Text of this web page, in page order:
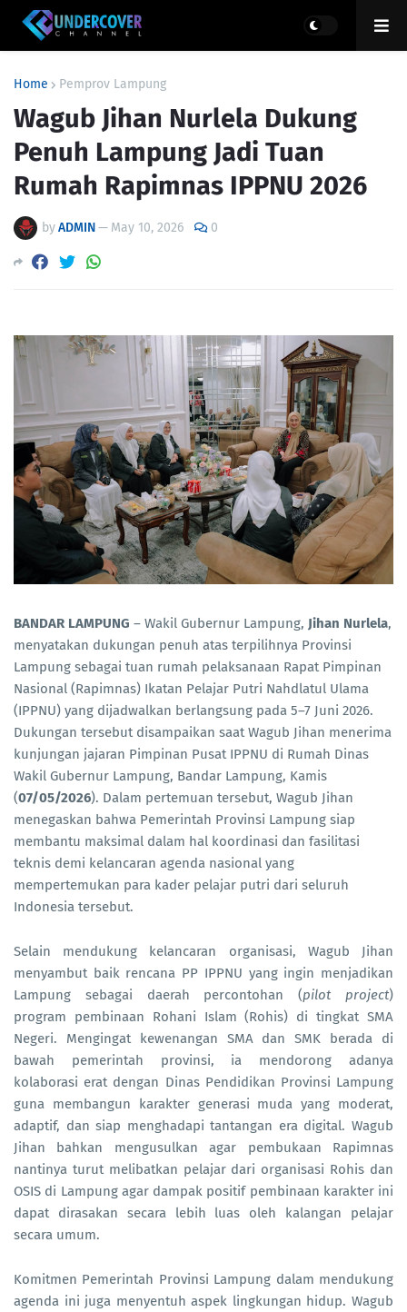
Home Pemprov Lampung
Wagub Jihan Nurlela Dukung
Penuh Lampung Jadi Tuan
Rumah Rapimnas IPPNU 2026
byADMIN— May 10, 2026 0
BANDAR LAMPUNG – Wakil Gubernur Lampung, Jihan Nurlela,
menyatakan dukungan penuh atas terpilihnya Provinsi
Lampung sebagai tuan rumah pelaksanaan Rapat Pimpinan
Nasional (Rapimnas) Ikatan Pelajar Putri Nahdlatul Ulama
(IPPNU) yang dijadwalkan berlangsung pada 5–7 Juni 2026.
Dukungan tersebut disampaikan saat Wagub Jihan menerima
kunjungan jajaran Pimpinan Pusat IPPNU di Rumah Dinas
Wakil Gubernur Lampung, Bandar Lampung, Kamis
(07/05/2026). Dalam pertemuan tersebut, Wagub Jihan
menegaskan bahwa Pemerintah Provinsi Lampung siap
membantu maksimal dalam hal koordinasi dan fasilitasi
teknis demi kelancaran agenda nasional yang
mempertemukan para kader pelajar putri dari seluruh
Indonesia tersebut.
Selain mendukung kelancaran organisasi, Wagub Jihan
menyambut baik rencana PP IPPNU yang ingin menjadikan
Lampung sebagai daerah percontohan (pilot project)
program pembinaan Rohani Islam (Rohis) di tingkat SMA
Negeri. Mengingat kewenangan SMA dan SMK berada di
bawah pemerintah provinsi, ia mendorong adanya
kolaborasi erat dengan Dinas Pendidikan Provinsi Lampung
guna membangun karakter generasi muda yang moderat,
adaptif, dan siap menghadapi tantangan era digital. Wagub
Jihan bahkan mengusulkan agar pembukaan Rapimnas
nantinya turut melibatkan pelajar dari organisasi Rohis dan
OSIS di Lampung agar dampak positif pembinaan karakter ini
dapat dirasakan secara lebih luas oleh kalangan pelajar
secara umum.
Komitmen Pemerintah Provinsi Lampung dalam mendukung
agenda ini juga menyentuh aspek lingkungan hidup. Wagub